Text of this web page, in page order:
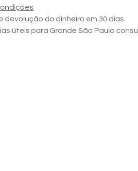
devolução do dinheiro em 30 dias
úteis para Grande São Paulo